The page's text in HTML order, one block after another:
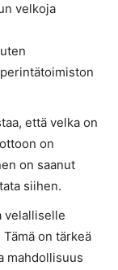
velkoja
että velka on
on
on saanut
siihen.
velalliselle
on tärkeä
mahdollisuus